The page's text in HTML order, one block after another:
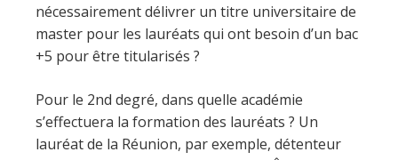
nécessairement délivrer un titre universitaire de
master pour les lauréats qui ont besoin d’un bac
+5 pour être titularisés ?
Pour le 2nd degré, dans quelle académie
s’effectuera la formation des lauréats ? Un
lauréat de la Réunion, par exemple, détenteur